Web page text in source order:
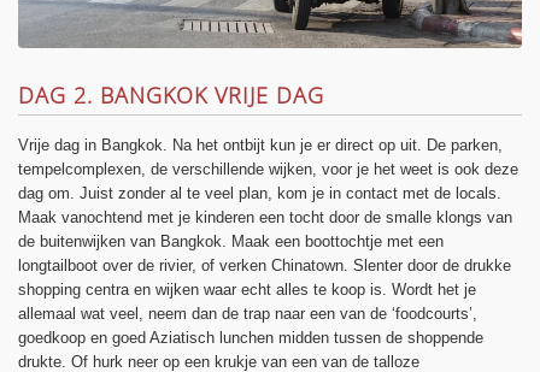
DAG 2. BANGKOK VRIJE DAG
Vrije dag in Bangkok. Na het ontbijt kun je er direct op uit. De parken,
tempelcomplexen, de verschillende wijken, voor je het weet is ook deze
dag om. Juist zonder al te veel plan, kom je in contact met de locals.
Maak vanochtend met je kinderen een tocht door de smalle klongs van
de buitenwijken van Bangkok. Maak een boottochtje met een
longtailboot over de rivier, of verken Chinatown. Slenter door de drukke
shopping centra en wijken waar echt alles te koop is. Wordt het je
allemaal wat veel, neem dan de trap naar een van de ‘foodcourts’,
goedkoop en goed Aziatisch lunchen midden tussen de shoppende
drukte. Of hurk neer op een krukje van een van de talloze